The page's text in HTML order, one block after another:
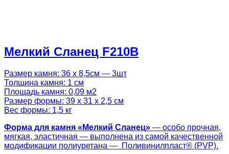
Мелкий Сланец F210B
Размер камня: 36 х 8,5см — 3шт
Толщина камня: 1 см
Площадь камня: 0,09 м2
Размер формы: 39 х 31 х 2,5 см
Вес формы: 1,5 кг
Форма для камня « Мелкий Сланец» — особо прочная,
мягкая, эластичная — выполнена из самой качественной
модификации полиуретана — Поливинилпласт® (PVP).